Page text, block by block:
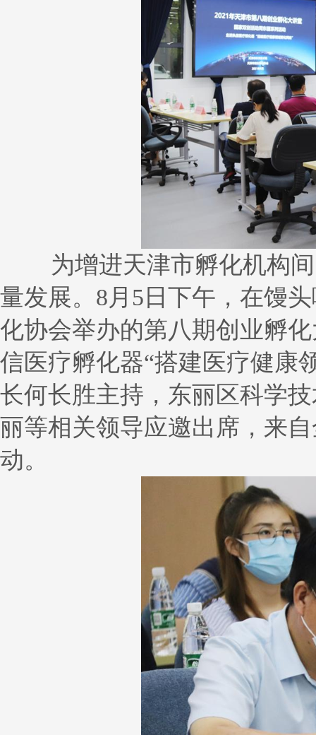
为增进天津市孵化机构间
量发展。8月5日下午，在馒
化协会举办的第八期创业孵
信医疗孵化器“搭建医疗健康
长何长胜主持，东丽区科学
丽等相关领导应邀出席，来
动。